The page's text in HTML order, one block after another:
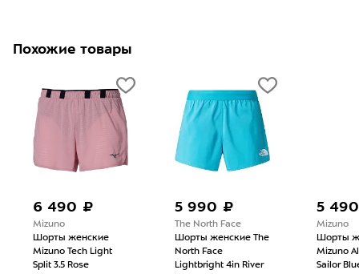
Похожие товары
6 490 ₽
Mizuno
Шорты женские
Mizuno Tech Light
Split 3.5 Rose
5 990 ₽
The North Face
Шорты женские The
North Face
Lightbright 4in River
5
Mizuno
Шорты
Mizuno
Sailor